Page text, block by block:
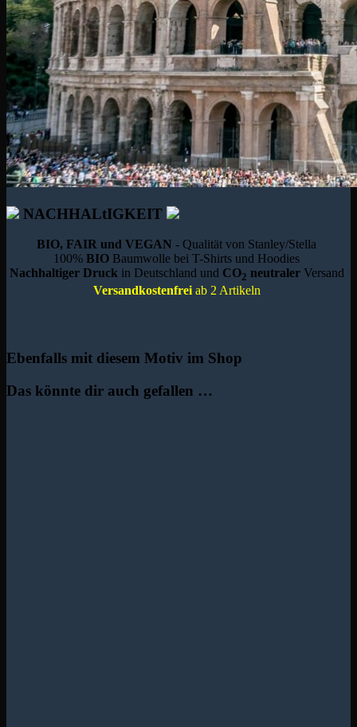
NACHHALtIGKEIT
BIO, FAIR und VEGAN - Qualität von Stanley/Stella
100%BIO Baumwolle bei T-Shirts und Hoodies
Nachhaltiger Druck in Deutschland und CO2 neutraler Versand
Versandkostenfreiab 2 Artikeln
Ebenfalls mit diesem Motiv im Shop
Das könnte dir auch gefallen …